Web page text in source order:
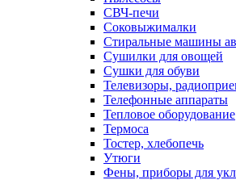
СВЧ-печи
Соковыжималки
Стиральные машины
Сушилки для овощей
Сушки для обуви
Телевизоры,
Телефонные аппараты
Тепловое оборудование
Термоса
Тостер, хлебопечь
Утюги
Фены, приборы для